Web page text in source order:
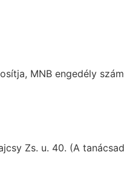
MNB engedély
Zs. u. 40. (A